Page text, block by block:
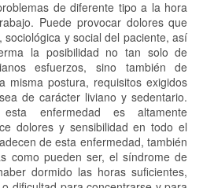
de diferente tipo a la hora
Puede provocar dolores que
y social del paciente, así
la posibilidad no tan solo de
esfuerzos, sino también de
misma postura, requisitos exigidos
de carácter liviano y sedentario.
enfermedad es altamente
dolores y sensibilidad en todo el
de esta enfermedad, también
como pueden ser, el síndrome de
dormido las horas suficientes,